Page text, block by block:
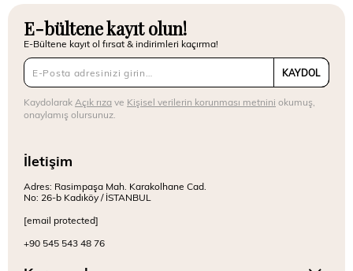
E-bültene kayıt olun!
E-Bültene kayıt ol fırsat & indirimleri kaçırma!
KAYDOL
Kaydolarak Açık rızave Kişisel verilerin korunması metnini okumuş,
onaylamış olursunuz.
İletişim
Adres: Rasimpaşa Mah. Karakolhane Cad.
No: 26-b Kadıköy / İSTANBUL
[email protected]
+90 545 543 48 76